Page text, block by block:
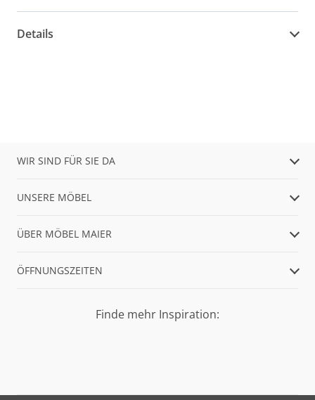
Details
WIR SIND FÜR SIE DA
UNSERE MÖBEL
ÜBER MÖBEL MAIER
ÖFFNUNGSZEITEN
Finde mehr Inspiration: